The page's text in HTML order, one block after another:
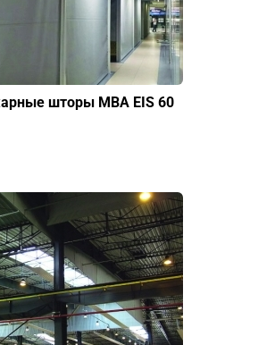
шторы МВА EIS 60